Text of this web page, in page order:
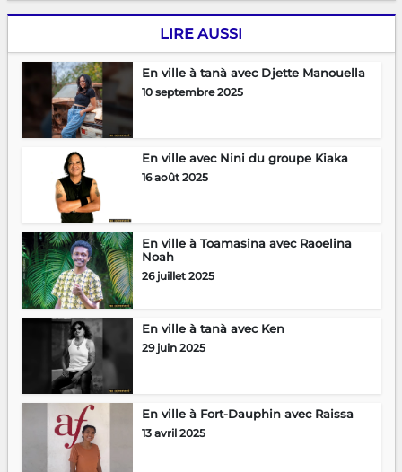
LIRE AUSSI
En ville à tanà avec Djette Manouella
10 septembre 2025
En ville avec Nini du groupe Kiaka
16 août 2025
En ville à Toamasina avec Raoelina
Noah
26 juillet 2025
En ville à tanà avec Ken
29 juin 2025
En ville à Fort-Dauphin avec Raissa
13 avril 2025